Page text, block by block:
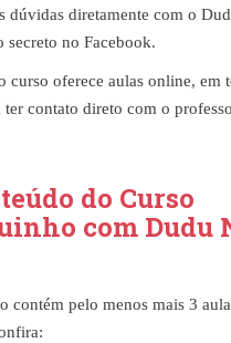
dúvidas diretamente com o
secreto no Facebook.
curso oferece aulas online, em
ter contato direto com o
do Curso
com Dudu
contém pelo menos mais 3